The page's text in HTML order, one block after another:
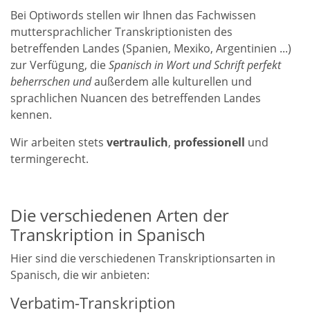
Bei Optiwords stellen wir Ihnen das Fachwissen
muttersprachlicher Transkriptionisten des
betreffenden Landes (Spanien, Mexiko, Argentinien ...)
zur Verfügung, dieSpanisch in Wortund Schriftperfekt
beherrschen undaußerdem alle kulturellen und
sprachlichen Nuancen des betreffenden Landes
kennen.
Wir arbeiten stets vertraulich, professionell und
termingerecht.
Die verschiedenen Arten der
Transkription in Spanisch
Hier sind die verschiedenen Transkriptionsarten in
Spanisch, die wir anbieten:
Verbatim-Transkription